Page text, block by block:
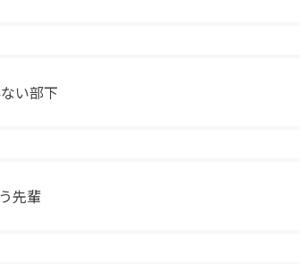
い部下
先輩